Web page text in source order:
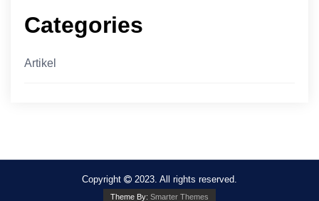
Categories
Artikel
Copyright 2023. All rights reserved.
Theme By: Smarter Themes